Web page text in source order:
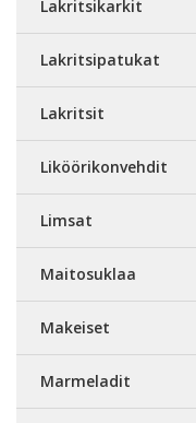
Lakritsikarkit
Lakritsipatukat
Lakritsit
Liköörikonvehdit
Limsat
Maitosuklaa
Makeiset
Marmeladit